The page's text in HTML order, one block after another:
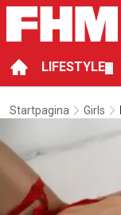
LIFESTYLE
Startpagina Girls